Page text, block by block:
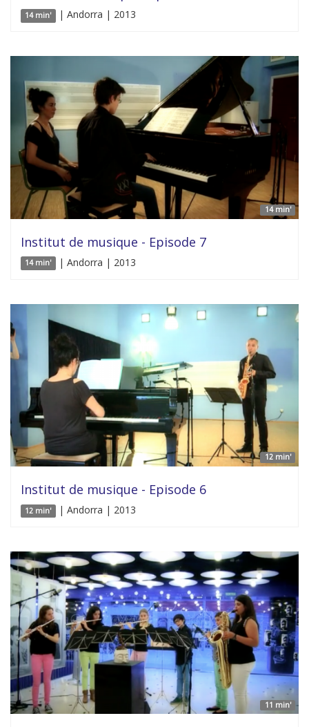
14 min' | Andorra | 2013
14 min'
Institut de musique - Episode 7
14 min' | Andorra | 2013
12 min'
Institut de musique - Episode 6
12 min' | Andorra | 2013
11 min'